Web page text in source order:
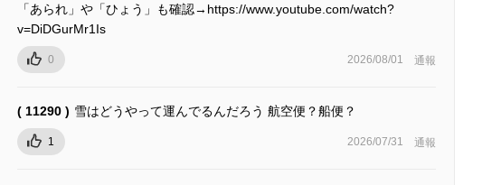
「あられ」や「ひょう」も確認→https://www.youtube.com/watch?
v=DiDGurMr1Is
0 2026/08/01 通報
( 11290 ) 雪はどうやって運んでるんだろう 航空便？船便？
1 2026/07/31 通報